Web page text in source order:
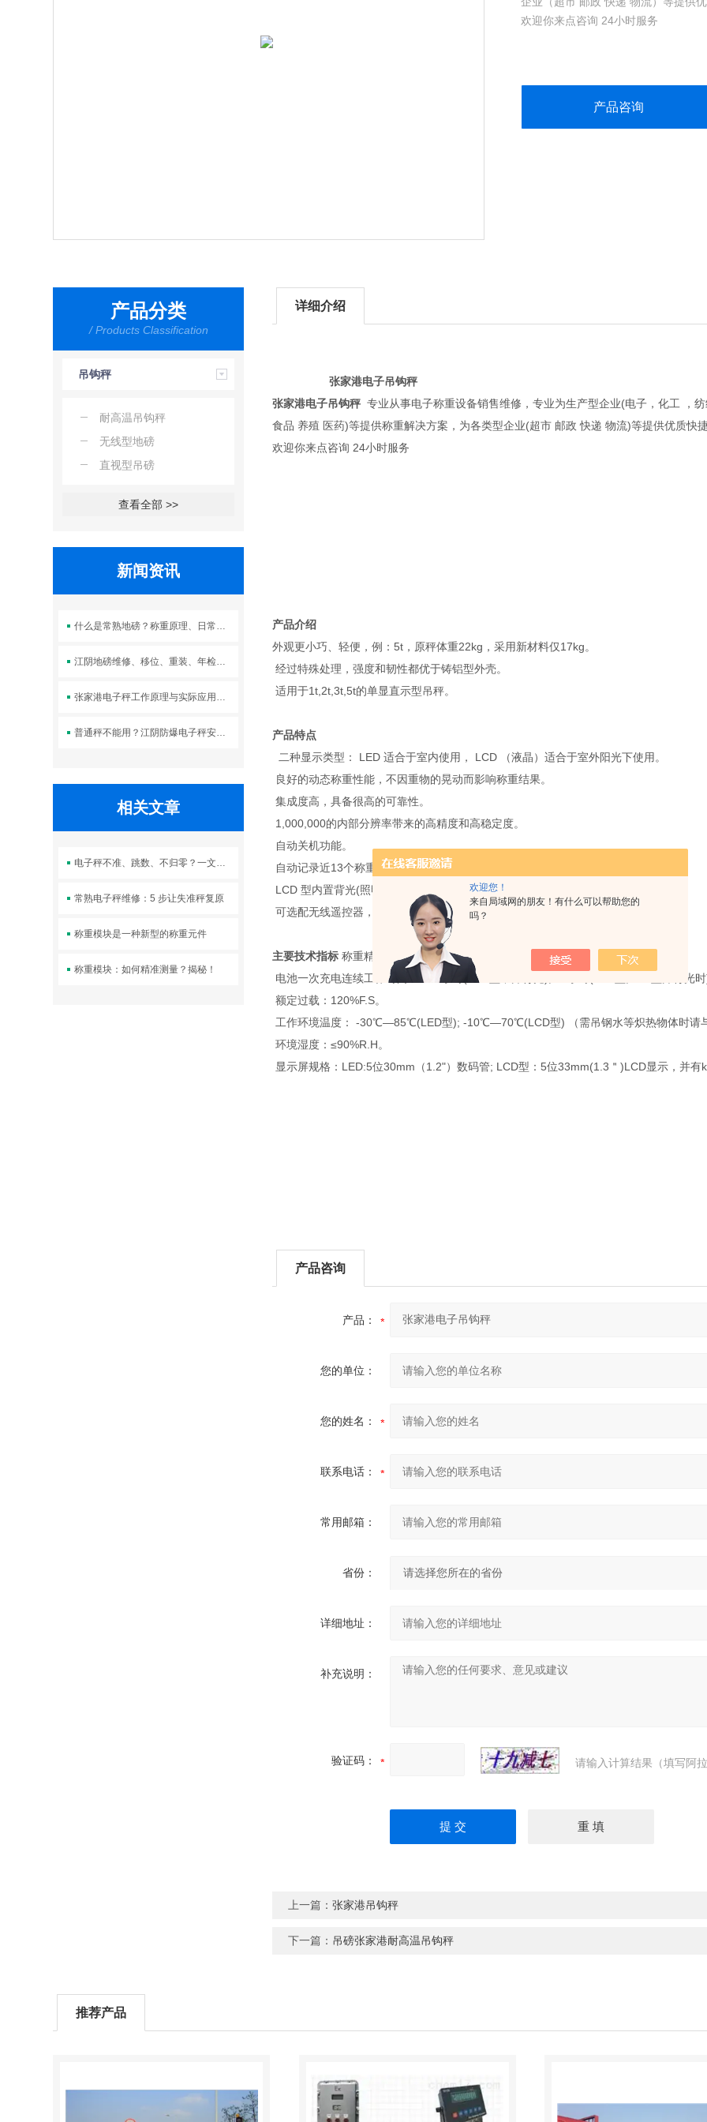
欢迎您！
来自局域网的朋友！有什么可以帮助您的
吗？
欢迎你来点咨询 24小时服务
产品咨询
产品分类
/ Products Classification
吊钩秤
耐高温吊钩秤
无线型地磅
直视型吊磅
查看全部 >>
新闻资讯
什么是常熟地磅？称重原理、日常校准与维护方法汇总
江阴地磅维修、移位、重装、年检服务
张家港电子秤工作原理与实际应用场景解析
普通秤不能用？江阴防爆电子秤安全优势全解析
相关文章
电子秤不准、跳数、不归零？一文教你搞定江阴维修电子秤
常熟电子秤维修：5 步让失准秤复原
称重模块是一种新型的称重元件
称重模块：如何精准测量？揭秘！
详细介绍
张家港电子吊钩秤
张家港电子吊钩秤 专业从事电子称重设备销售维修，专业为生产型企业(电子，化工 ，
食品 养殖 医药)等提供称重解决方案，为各类型企业(超市 邮政 快递 物流)等提供优质快捷
欢迎你来点咨询 24小时服务
产品介绍
外观更小巧、轻便，例：5t，原秤体重22kg，采用新材料仅17kg。
经过特殊处理，强度和韧性都优于铸铝型外壳。
适用于1t,2t,3t,5t的单显直示型吊秤。
产品特点
二种显示类型： LED 适合于室内使用， LCD （液晶）适合于室外阳光下使用。
良好的动态称重性能，不因重物的晃动而影响称重结果。
集成度高，具备很高的可靠性。
1,000,000的内部分辨率带来的高精度和高稳定度。
自动关机功能。
自动记录近13个称重记录并不受关电影响。
LCD 型内置背光(照明系统)，即使光线阴暗环境也清晰显示。
可选配无线遥控器，方便操作。
主要技术指标 称重精度：符合国标级秤标准。
电池一次充电连续工作时间： 150小时(LCD型不开背光); 60小时(LED型;LCD型开背光时)
额定过载：120%F.S。
工作环境温度： -30℃—85℃(LED型); -10℃—70℃(LCD型) （需吊钢水等炽热物体时请与
环境湿度：≤90%R.H。
显示屏规格：LED:5位30mm（1.2"）数码管; LCD型：5位33mm(1.3＂)LCD显示，并有
产品咨询
产品：
您的单位：
您的姓名：
联系电话：
常用邮箱：
省份：
详细地址：
补充说明：
验证码： 请输入计算结果（填写阿
上一篇：张家港吊钩秤
下一篇： 吊磅张家港耐高温吊钩秤
推荐产品